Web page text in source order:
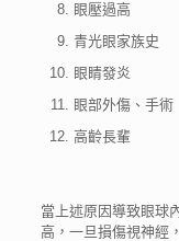
眼壓過高
青光眼家族史
眼睛發炎
眼部外傷、手術
高齡長輩
當上述原因導致眼球
高，一旦損傷視神經